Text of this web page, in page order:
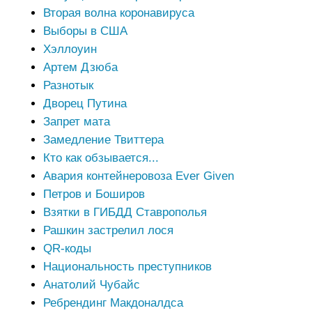
Вторая волна коронавируса
Выборы в США
Хэллоуин
Артем Дзюба
Разнотык
Дворец Путина
Запрет мата
Замедление Твиттера
Кто как обзывается...
Авария контейнеровоза Ever Given
Петров и Боширов
Взятки в ГИБДД Ставрополья
Рашкин застрелил лося
QR-коды
Национальность преступников
Анатолий Чубайс
Ребрендинг Макдоналдса